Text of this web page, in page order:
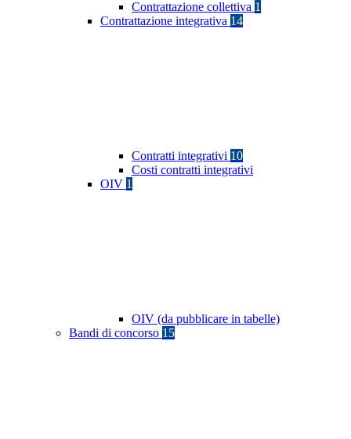
Contrattazione collettiva 1
Contrattazione integrativa 14
Contratti integrativi 10
Costi contratti integrativi
OIV 1
OIV (da pubblicare in tabelle)
Bandi di concorso 15